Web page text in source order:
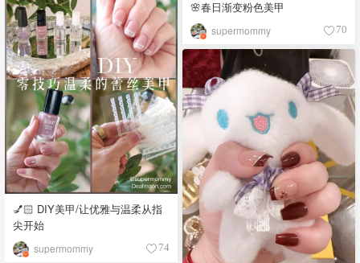
🌸春日渐变粉色美甲
supermommy 70
💅🏻 DIY美甲/让优雅与温柔从指
尖开始
supermommy 74